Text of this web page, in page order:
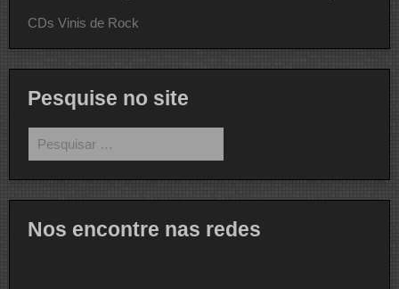
CDs Vinis de Rock
Pesquise no site
por:
Nos encontre nas redes